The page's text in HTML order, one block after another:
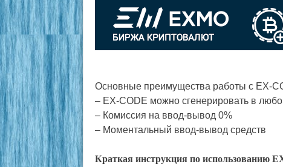
Основные преимущества работы с EX-
– EX-CODE можно сгенерировать в
– Комиссия на ввод-вывод 0%
– Моментальный ввод-вывод средств
Краткая инструкция по использованию